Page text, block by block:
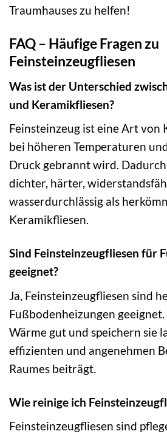
Traumhauses zu helfen!
FAQ – Häufige Fragen zu
Feinsteinzeugfliesen
Was ist der Unterschied
und Keramikfliesen?
Feinsteinzeug ist eine Art von
bei höheren Temperaturen
Druck gebrannt wird.
dichter, härter,
wasserdurchlässig als
Keramikfliesen.
Sind Feinsteinzeugfliesen für
geeignet?
Ja, Feinsteinzeugfliesen sind
Fußbodenheizungen
Wärme gut und speichern sie
effizienten und angenehmen
Raumes beiträgt.
Wie reinige ich
Feinsteinzeugfliesen sind